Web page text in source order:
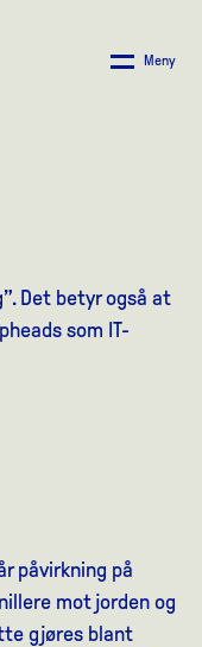
Meny
Det betyr også at
som IT-
påvirkning på
mot jorden og
gjøres blant